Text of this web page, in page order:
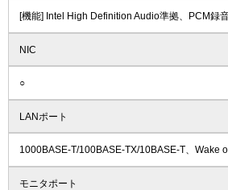
[機能] Intel High Definition Audio準拠、PCM録
NIC
○
LANポート
1000BASE-T/100BASE-TX/10BASE-T、Wake
モニタポート